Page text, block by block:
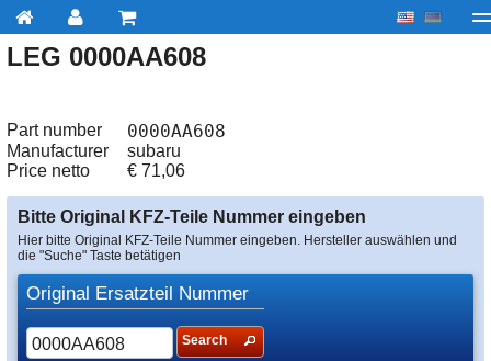
My account zur Kasse
LEG 0000AA608
Part number 0000AA608
Manufacturer
subaru
Price netto
€ 71,06
Bitte Original KFZ-Teile Nummer eingeben
Hier bitte Original KFZ-Teile Nummer eingeben. Hersteller auswählen und
die "Suche" Taste betätigen
Original Ersatzteil Nummer
Search